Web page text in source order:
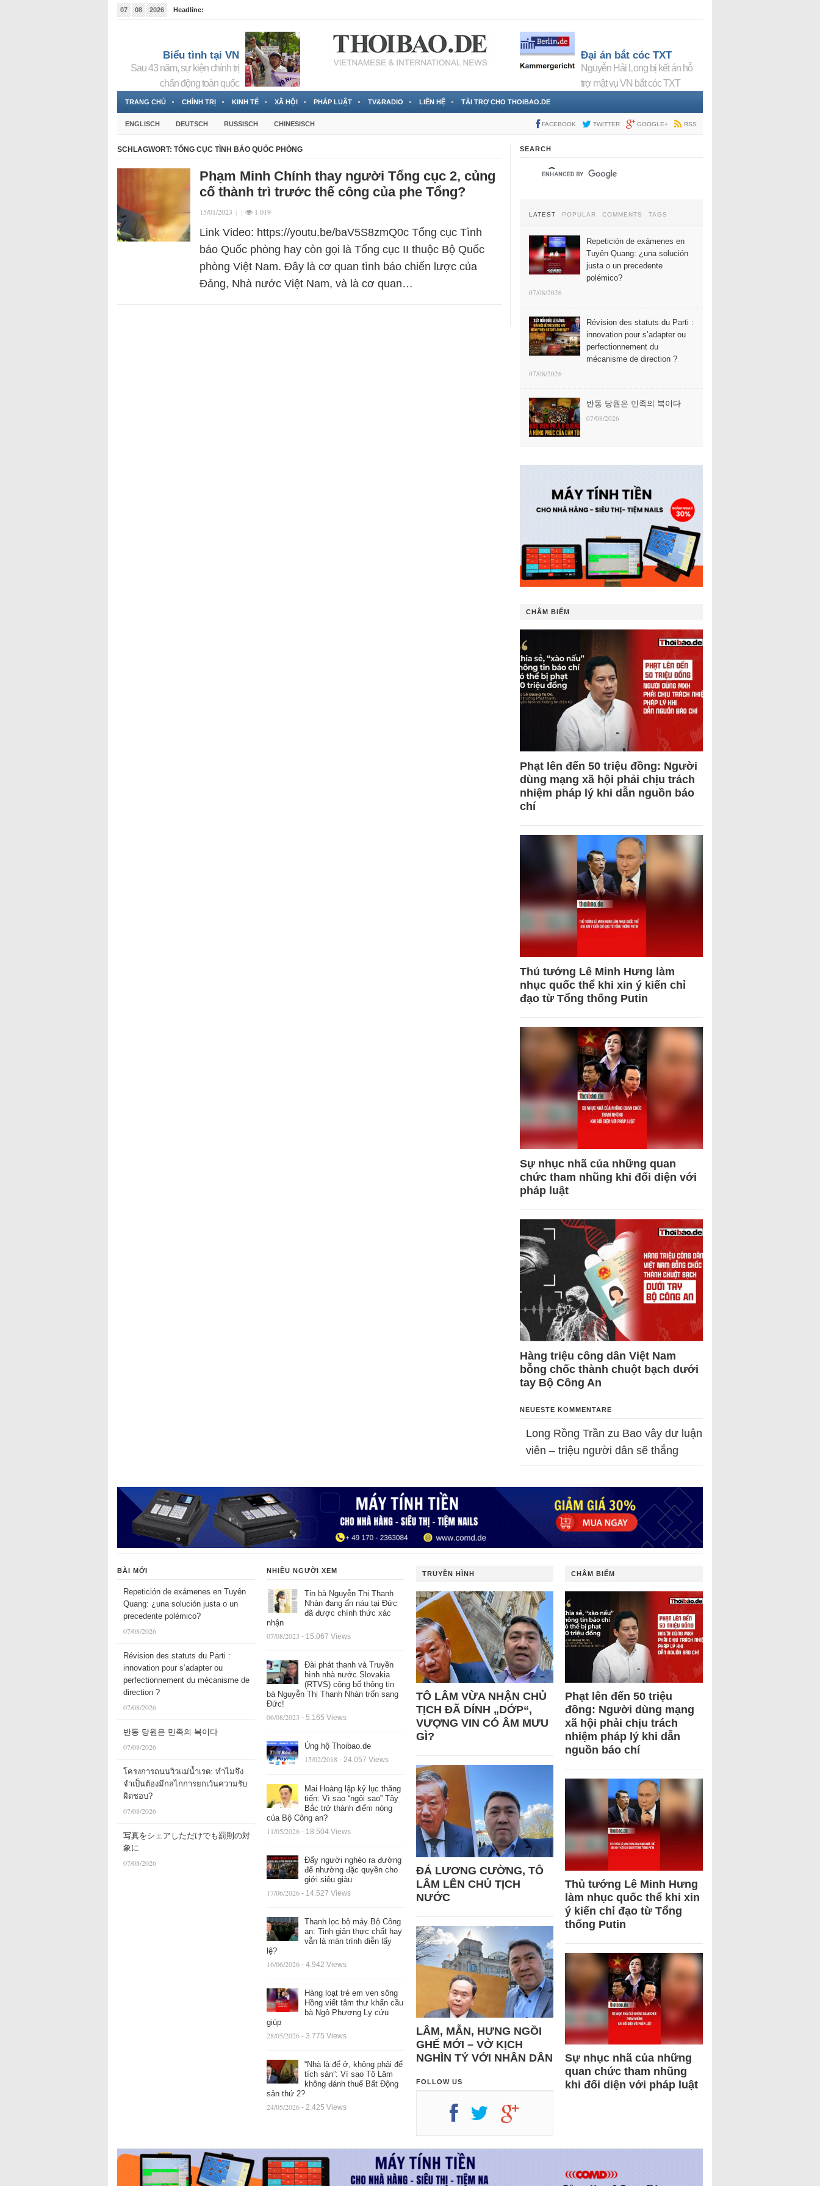
07 08 2026
Headline:
Biểu tình tại VN
Sau 43 năm, sự kiện chính trị
chấn động toàn quốc
Đại án bắt cóc TXT
Nguyễn Hải Long bị kết án hỗ
trợ mật vụ VN bắt cóc TXT
TRANG CHỦ CHÍNH TRỊ KINH TẾ XÃ HỘI PHÁP LUẬT TV&RADIO LIÊN HỆ TÀI TRỢ CHO THOIBAO.DE
ENGLISCH DEUTSCH RUSSISCH CHINESISCH FACEBOOK TWITTER GOOGLE+ RSS
SCHLAGWORT: TỔNG CỤC TÌNH BÁO QUỐC PHÒNG
Phạm Minh Chính thay người Tổng cục 2, củng
cố thành trì trước thế công của phe Tổng?
15/01/2023 | | 1.019
Link Video: https://youtu.be/baV5S8zmQ0c Tổng cục Tình
báo Quốc phòng hay còn gọi là Tổng cục II thuộc Bộ Quốc
phòng Việt Nam. Đây là cơ quan tình báo chiến lược của
Đảng, Nhà nước Việt Nam, và là cơ quan…
SEARCH
LATEST POPULAR COMMENTS TAGS
Repetición de exámenes en
Tuyên Quang: ¿una solución
justa o un precedente
polémico?
07/08/2026
Révision des statuts du Parti :
innovation pour s’adapter ou
perfectionnement du
mécanisme de direction ?
07/08/2026
반동 당원은 민족의 복이다
07/08/2026
CHÂM BIẾM
Phạt lên đến 50 triệu đồng: Người
dùng mạng xã hội phải chịu trách
nhiệm pháp lý khi dẫn nguồn báo
chí
Thủ tướng Lê Minh Hưng làm
nhục quốc thể khi xin ý kiến chỉ
đạo từ Tổng thống Putin
Sự nhục nhã của những quan
chức tham nhũng khi đối diện với
pháp luật
Hàng triệu công dân Việt Nam
bỗng chốc thành chuột bạch dưới
tay Bộ Công An
NEUESTE KOMMENTARE
Long Rồng Trần zu Bao vây dư luận
viên – triệu người dân sẽ thắng
BÀI MỚI
Repetición de exámenes en Tuyên
Quang: ¿una solución justa o un
precedente polémico?
07/08/2026
Révision des statuts du Parti :
innovation pour s’adapter ou
perfectionnement du mécanisme de
direction ?
07/08/2026
반동 당원은 민족의 복이다
07/08/2026
โครงการถนนวิวแม่น้ำเรด: ทำไมจึง
จำเป็นต้องมีกลไกการยกเว้นความรับ
ผิดชอบ?
07/08/2026
写真をシェアしただけでも罰則の対
象に
07/08/2026
NHIỀU NGƯỜI XEM
Tin bà Nguyễn Thị Thanh
Nhàn đang ẩn náu tại Đức
đã được chính thức xác
nhận
07/08/2023 - 15.067 Views
Đài phát thanh và Truyền
hình nhà nước Slovakia
(RTVS) công bố thông tin
bà Nguyễn Thị Thanh Nhàn trốn sang
Đức!
06/08/2023 - 5.165 Views
Ủng hộ Thoibao.de
15/02/2018 - 24.057 Views
Mai Hoàng lập kỷ lục thăng
tiến: Vì sao “ngôi sao” Tây
Bắc trở thành điểm nóng
của Bộ Công an?
11/05/2026 - 18.504 Views
Đẩy người nghèo ra đường
để nhường đặc quyền cho
giới siêu giàu
17/06/2026 - 14.527 Views
Thanh lọc bộ máy Bộ Công
an: Tinh giản thực chất hay
vẫn là màn trình diễn lấy
lệ?
16/06/2026 - 4.942 Views
Hàng loạt trẻ em ven sông
Hồng viết tâm thư khẩn cầu
bà Ngô Phương Ly cứu
giúp
28/05/2026 - 3.775 Views
“Nhà là để ở, không phải để
tích sản”: Vì sao Tô Lâm
không đánh thuế Bất Động
sản thứ 2?
24/05/2026 - 2.425 Views
TRUYỀN HÌNH
TÔ LÂM VỪA NHẬN CHỦ
TỊCH ĐÃ DÍNH „DỚP“,
VƯỢNG VIN CÓ ÂM MƯU
GÌ?
ĐÁ LƯƠNG CƯỜNG, TÔ
LÂM LÊN CHỦ TỊCH
NƯỚC
LÂM, MẪN, HƯNG NGỒI
GHẾ MỚI – VỞ KỊCH
NGHÌN TỶ VỚI NHÂN DÂN
FOLLOW US
CHÂM BIẾM
Phạt lên đến 50 triệu
đồng: Người dùng mạng
xã hội phải chịu trách
nhiệm pháp lý khi dẫn
nguồn báo chí
Thủ tướng Lê Minh Hưng
làm nhục quốc thể khi xin
ý kiến chỉ đạo từ Tổng
thống Putin
Sự nhục nhã của những
quan chức tham nhũng
khi đối diện với pháp luật